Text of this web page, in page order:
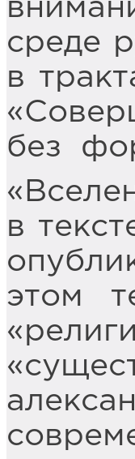
среде
в
без
в
этом